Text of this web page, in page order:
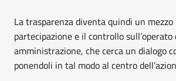
La trasparenza diventa quindi un
partecipazione e il controllo sull’operato
amministrazione, che cerca un dialogo
ponendoli in tal modo al centro